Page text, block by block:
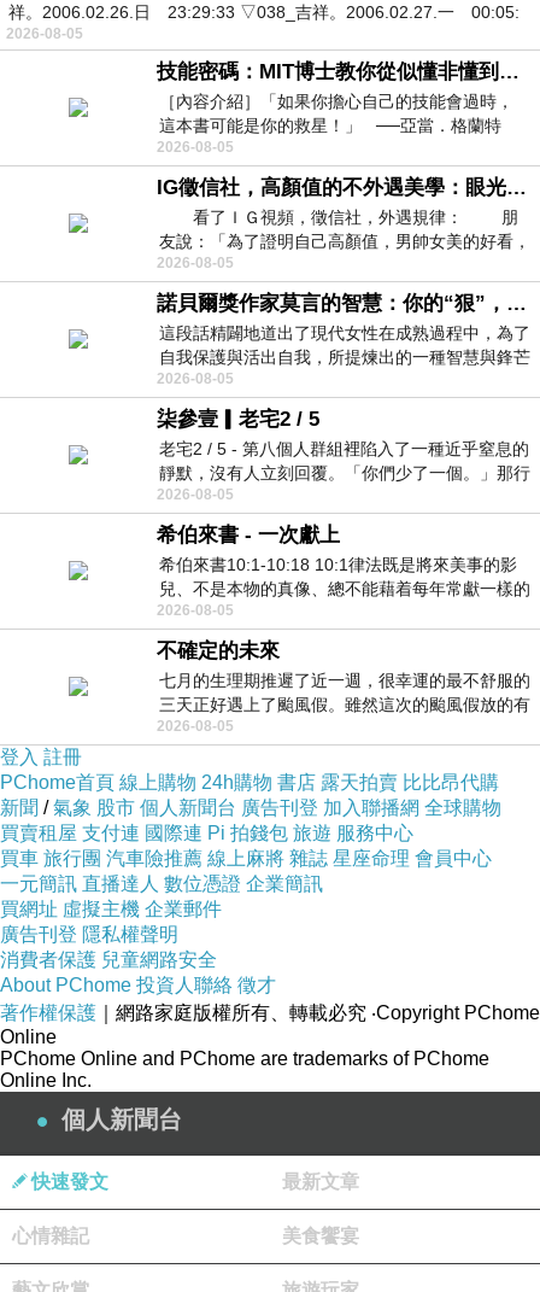
祥。2006.02.26.日 23:29:33 ▽038_吉祥。2006.02.27.一 00:05:
2026-08-05
技能密碼：MIT博士教你從似懂非懂到穩定輸出，把專業變事業的職能升級攻略 /麥特．比恩(容錯)
［內容介紹］「如果你擔心自己的技能會過時，
這本書可能是你的救星！」 ──亞當．格蘭特
（Adam Grant），《
2026-08-05
IG徵信社，高顏值的不外遇美學：眼光太高也是一種防禦，為了證明我長得好看，我決定一輩子不外遇！
看了ＩＧ視頻，徵信社，外遇規律： 朋
友說：「為了證明自己高顏值，男帥女美的好看，
且眼光高，我決定一輩子不外遇。」
2026-08-05
諾貝爾獎作家莫言的智慧：你的“狠”，才是最好的自我保護
這段話精闢地道出了現代女性在成熟過程中，為了
自我保護與活出自我，所提煉出的一種智慧與鋒芒
的平衡。 核心解讀與看法
2026-08-05
柒參壹▎老宅2 / 5
老宅2 / 5 - 第八個人群組裡陷入了一種近乎窒息的
靜默，沒有人立刻回覆。「你們少了一個。」那行
字像一顆冰冷的鐵釘，硬生生刺進螢
2026-08-05
希伯來書 - 一次獻上
希伯來書10:1-10:18 10:1律法既是將來美事的影
兒、不是本物的真像、總不能藉着每年常獻一樣的
祭物、叫那近前來的人得以完全。 10
2026-08-05
不確定的未來
七月的生理期推遲了近一週，很幸運的最不舒服的
三天正好遇上了颱風假。雖然這次的颱風假放的有
點虛，因為風雨不大，但這也是最想要的
2026-08-05
登入 註冊
PChome首頁 線上購物 24h購物 書店 露天拍賣 比比昂代購
新聞 /氣象 股市 個人新聞台 廣告刊登 加入聯播網 全球購物
買賣租屋 支付連 國際連 Pi 拍錢包 旅遊 服務中心
買車 旅行團 汽車險推薦 線上麻將 雜誌 星座命理 會員中心
一元簡訊 直播達人 數位憑證 企業簡訊
買網址 虛擬主機 企業郵件
廣告刊登 隱私權聲明
消費者保護 兒童網路安全
About PChome 投資人聯絡 徵才
著作權保護 ｜網路家庭版權所有、轉載必究 ‧Copyright PChome
Online
PChome Online and PChome are trademarks of PChome
Online Inc.
個人新聞台
快速發文 最新文章
心情雜記 美食饗宴